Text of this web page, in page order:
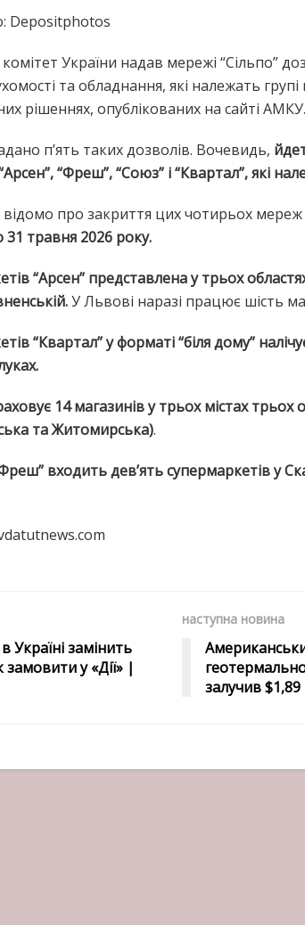
Depositphotos
України надав мережі “Сільпо”
та обладнання, які належать
рішеннях, опублікованих на сайті АМКУ.
п’ять таких дозволів. Вочевидь,
“Фреш”, “Союз” і “Квартал”, які
про закриття цих чотирьох мереж
травня 2026 року.
“Арсен” представлена у трьох
У Львові наразі працює шість
“Квартал” у форматі “біля дому”
14 магазинів у трьох містах трьох
та Житомирська).
входить дев’ять супермаркетів у
Україні замінить
у «Дії» |
наступна новина
залучив